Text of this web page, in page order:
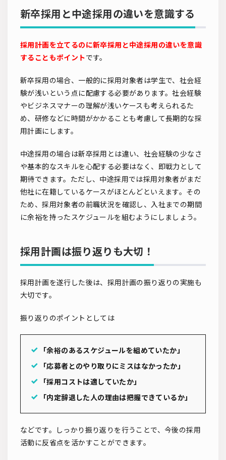
新卒採用と中途採用の違いを意識する
採用計画を立てるのに新卒採用と中途採用の違いを意識
することもポイントです。
新卒採用の場合、一般的に採用対象者は学生で、社会経
験が浅いという点に配慮する必要があります。社会経験
やビジネスマナーの理解が浅いケースも考えられるた
め、研修などに時間がかかることも考慮して長期的な採
用計画にします。
中途採用の場合は新卒採用とは違い、社会経験の少なさ
や基本的なスキルを心配する必要はなく、即戦力として
期待できます。ただし、中途採用では採用対象者がまだ
他社に在籍しているケースがほとんどといえます。その
ため、採用対象者の前職状況を確認し、入社までの期間
に余裕を持ったスケジュールを組むようにしましょう。
採用計画は振り返りも大切！
採用計画を遂行した後は、採用計画の振り返りの実施も
大切です。
振り返りのポイントとしては
「余裕のあるスケジュールを組めていたか」
「応募者とのやり取りにミスはなかったか」
「採用コストは適していたか」
「内定辞退した人の理由は把握できているか」
などです。しっかり振り返りを行うことで、今後の採用
活動に反省点を活かすことができます。